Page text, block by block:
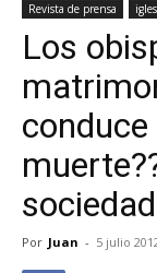
Revista de prensa
Los
Por Juan - 5 julio